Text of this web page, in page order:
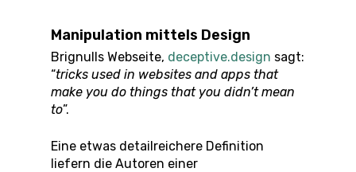
Manipulation mittels Design
Brignulls Webseite, deceptive.design sagt:
“tricks used in websites and apps that
make you do things that you didn’t mean
to”.
Eine etwas detailreichere Definition
liefern die Autoren einer